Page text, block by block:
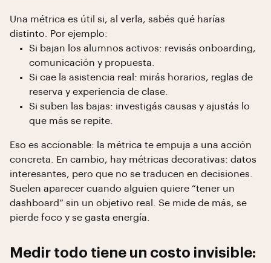
Una métrica es útil si, al verla, sabés qué harías
distinto. Por ejemplo:
Si bajan los alumnos activos: revisás onboarding,
comunicación y propuesta.
Si cae la asistencia real: mirás horarios, reglas de
reserva y experiencia de clase.
Si suben las bajas: investigás causas y ajustás lo
que más se repite.
Eso es accionable: la métrica te empuja a una acción
concreta. En cambio, hay métricas decorativas: datos
interesantes, pero que no se traducen en decisiones.
Suelen aparecer cuando alguien quiere “tener un
dashboard” sin un objetivo real. Se mide de más, se
pierde foco y se gasta energía.
Medir todo tiene un costo invisible: